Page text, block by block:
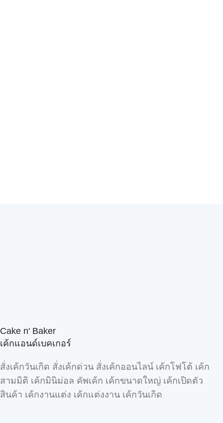
Cake n' Baker
เค้กแอนด์เบคเกอร์
สั่งเค้กวันเกิด สั่งเค้กด่วน สั่งเค้กออนไลน์ เค้กโฟโต้ เค้ก
สามมิติ เค้กมินิม่อล คัพเค้ก เค้กขนาดใหญ่ เค้กเปิดตัว
สินค้า เค้กงานแต่ง เค้กแต่งงาน เค้กวันเกิด